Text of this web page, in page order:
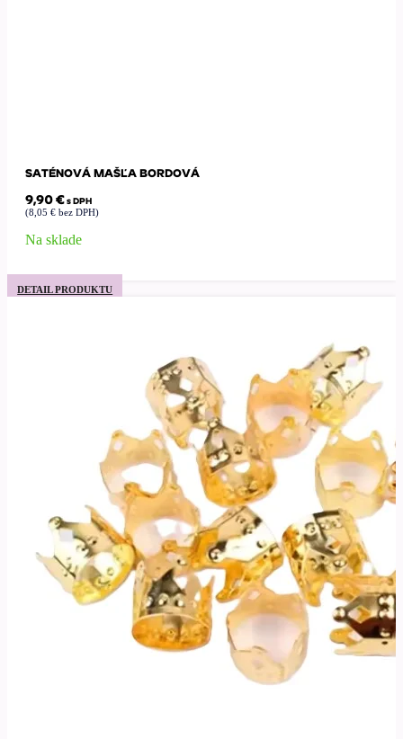
SATÉNOVÁ MAŠĽA BORDOVÁ
9,90€s DPH
(8,05 € bez DPH)
Na sklade
DETAIL PRODUKTU